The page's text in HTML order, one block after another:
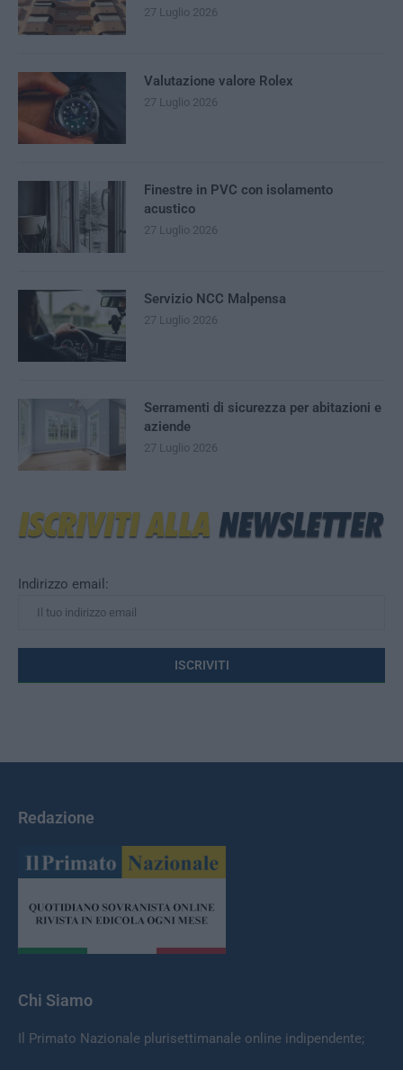
Indirizzo email:
27 Luglio 2026
Valutazione valore Rolex
27 Luglio 2026
Finestre in PVC con isolamento
acustico
27 Luglio 2026
Servizio NCC Malpensa
27 Luglio 2026
Serramenti di sicurezza per abitazioni e
aziende
27 Luglio 2026
Redazione
Chi Siamo
Il Primato Nazionale plurisettimanale online indipendente;